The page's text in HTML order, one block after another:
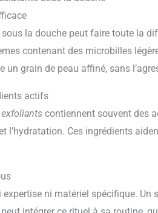
la douche peut faire toute la
contenant des microbilles
un grain de peau affiné, sans
actifs
contiennent souvent des
l’hydratation. Ces ingrédients
expertise ni matériel spécifique.